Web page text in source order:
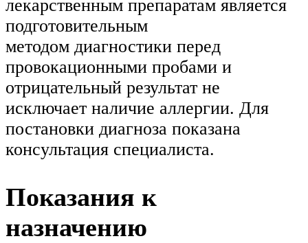
лекарственным препаратам является
подготовительным
методом диагностики перед
провокационными пробами и
отрицательный результат не
исключает наличие аллергии. Для
постановки диагноза показана
консультация специалиста.
Показания к
назначению